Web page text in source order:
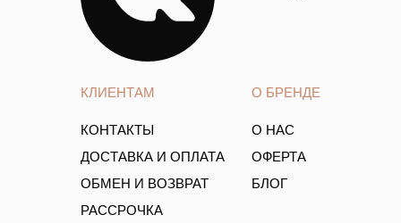
КЛИЕНТАМ
КОНТАКТЫ
ДОСТАВКА И ОПЛАТА
ОБМЕН И ВОЗВРАТ
РАССРОЧКА
О БРЕНДЕ
О НАС
ОФЕРТА
БЛОГ